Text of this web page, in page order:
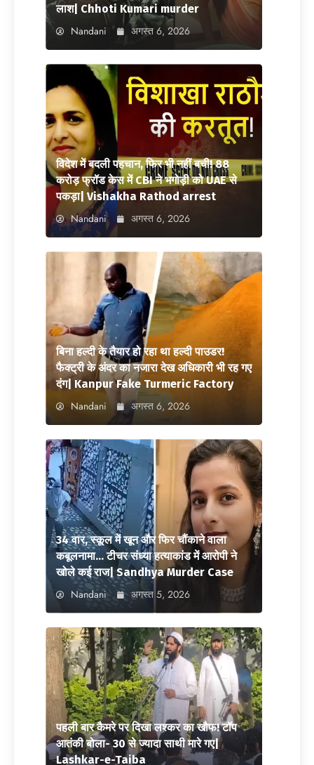
लाश| Chhoti Kumari murder
Nandani अगस्त 6, 2026
विदेश में बदली पहचान, फिर भी नहीं बची! 88
करोड़ फ्रॉड केस में CBI ने भगोड़ी को UAE से
पकड़ा| Vishakha Rathod arrest
Nandani अगस्त 6, 2026
बिना हल्दी के तैयार हो रहा था हल्दी पाउडर!
फैक्ट्री के अंदर का नजारा देख अधिकारी भी रह गए
दंग| Kanpur Fake Turmeric Factory
Nandani अगस्त 6, 2026
34 वार, स्कूल में खून और फिर चौंकाने वाला
कबूलनामा… टीचर संध्या हत्याकांड में आरोपी ने
खोले कई राज| Sandhya Murder Case
Nandani अगस्त 5, 2026
पहली बार कैमरे पर दिखा लश्कर का खौफ! टॉप
आतंकी बोला- 30 से ज्यादा साथी मारे गए|
Lashkar-e-Taiba